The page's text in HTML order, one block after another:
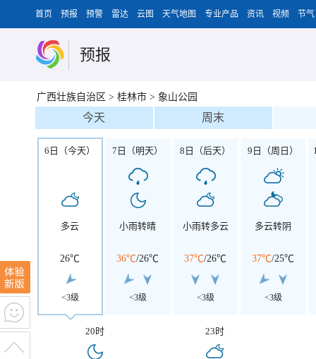
首页 预报 预警 雷达 云图 天气地图 专业产品 资讯 视频 节气
预报
广西壮族自治区 > 桂林市 > 象山公园
今天 周末
6日（今天）
多云
26℃
<3级
7日（明天）
小雨转晴
36℃/26℃
<3级
8日（后天）
小雨转多云
37℃/26℃
<3级
9日（周日）
多云转阴
37℃/25℃
<3级
20时 23时